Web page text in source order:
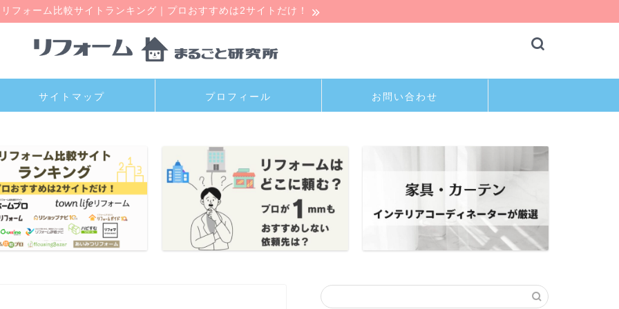
リフォーム比較サイトランキング｜プロおすすめは2サイトだけ！
サイトマップ プロフィール お問い合わせ